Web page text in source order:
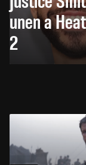
unen a
2